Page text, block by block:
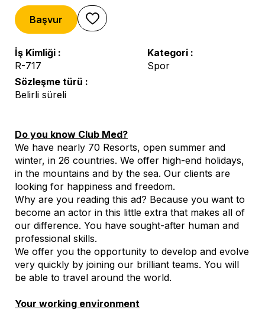
Başvur
İş Kimliği
R-717
Kategori
Spor
Sözleşme türü
Belirli süreli
Do you know Club Med?
We have nearly 70 Resorts, open summer and
winter, in 26 countries. We offer high-end holidays,
in the mountains and by the sea. Our clients are
looking for happiness and freedom.
Why are you reading this ad? Because you want to
become an actor in this little extra that makes all of
our difference. You have sought-after human and
professional skills.
We offer you the opportunity to develop and evolve
very quickly by joining our brilliant teams. You will
be able to travel around the world.
Your working environment